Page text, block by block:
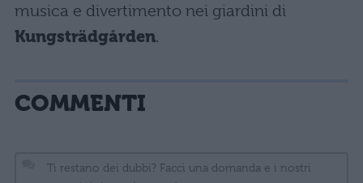
musica e divertimento nei giardini di
Kungsträdgården.
COMMENTI